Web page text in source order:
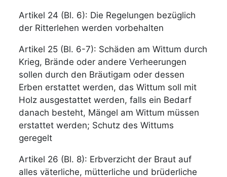
Artikel 24 (Bl. 6): Die Regelungen bezüglich
der Ritterlehen werden vorbehalten
Artikel 25 (Bl. 6-7): Schäden am Wittum durch
Krieg, Brände oder andere Verheerungen
sollen durch den Bräutigam oder dessen
Erben erstattet werden, das Wittum soll mit
Holz ausgestattet werden, falls ein Bedarf
danach besteht, Mängel am Wittum müssen
erstattet werden; Schutz des Wittums
geregelt
Artikel 26 (Bl. 8): Erbverzicht der Braut auf
alles väterliche, mütterliche und brüderliche